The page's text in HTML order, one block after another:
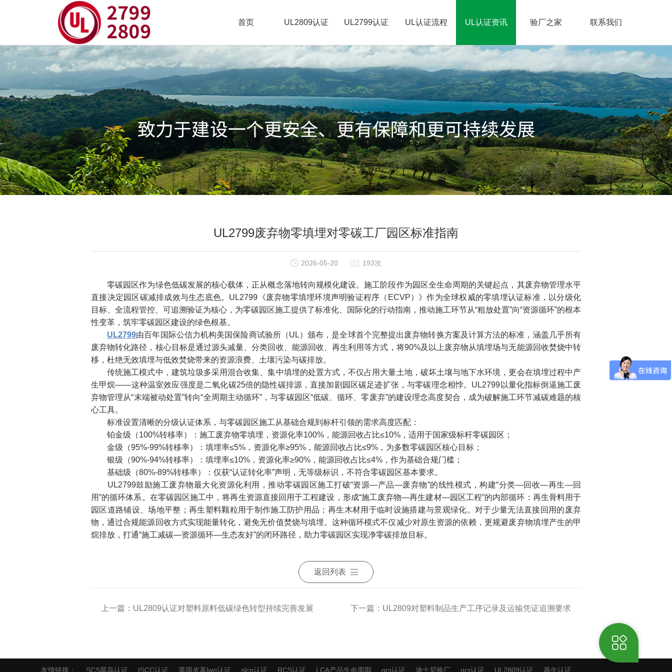
首页 UL2809认证 UL2799认证 UL认证流程 UL认证资讯 验厂之家 联系我们
UL2799废弃物零填埋对零碳工厂园区标准指南
2026-05-20 193次
零碳园区作为绿色低碳发展的核心载体，正从概念落地转向规模化建设。施工阶段作为园区全生命周期的关键起点，其废弃物管理水平
直接决定园区碳减排成效与生态底色。UL2799《废弃物零填埋环境声明验证程序（ECVP）》作为全球权威的零填埋认证标准，以分级化
目标、全流程管控、可追溯验证为核心，为零碳园区施工提供了标准化、国际化的行动指南，推动施工环节从“粗放处置”向“资源循环”的根本
性变革，筑牢零碳园区建设的绿色根基。
UL2799由百年国际公信力机构美国保险商试验所（UL）颁布，是全球首个完整提出废弃物转换方案及计算方法的标准，涵盖几乎所有
废弃物转化路径，核心目标是通过源头减量、分类回收、能源回收、再生利用等方式，将90%及以上废弃物从填埋场与无能源回收焚烧中转
移，杜绝无效填埋与低效焚烧带来的资源浪费、土壤污染与碳排放。
传统施工模式中，建筑垃圾多采用混合收集、集中填埋的处置方式，不仅占用大量土地，破坏土壤与地下水环境，更会在填埋过程中产
生甲烷——这种温室效应强度是二氧化碳25倍的隐性碳排源，直接加剧园区碳足迹扩张，与零碳理念相悖。UL2799以量化指标倒逼施工废
弃物管理从“末端被动处置”转向“全周期主动循环”，与零碳园区“低碳、循环、零废弃”的建设理念高度契合，成为破解施工环节减碳难题的核
心工具。
标准设置清晰的分级认证体系，与零碳园区施工从基础合规到标杆引领的需求高度匹配：
铂金级（100%转移率）：施工废弃物零填埋，资源化率100%，能源回收占比≤10%，适用于国家级标杆零碳园区；
金级（95%-99%转移率）：填埋率≤5%，资源化率≥95%，能源回收占比≤9%，为多数零碳园区核心目标；
银级（90%-94%转移率）：填埋率≤10%，资源化率≥90%，能源回收占比≤4%，作为基础合规门槛；
基础级（80%-89%转移率）：仅获“认证转化率”声明，无等级标识，不符合零碳园区基本要求。
UL2799鼓励施工废弃物最大化资源化利用，推动零碳园区施工打破“资源—产品—废弃物”的线性模式，构建“分类—回收—再生—回
用”的循环体系。在零碳园区施工中，将再生资源直接回用于工程建设，形成“施工废弃物—再生建材—园区工程”的内部循环：再生骨料用于
园区道路铺设、场地平整；再生塑料颗粒用于制作施工防护用品；再生木材用于临时设施搭建与景观绿化。对于少量无法直接回用的废弃
物，通过合规能源回收方式实现能量转化，避免无价值焚烧与填埋。这种循环模式不仅减少对原生资源的依赖，更规避废弃物填埋产生的甲
烷排放，打通“施工减碳—资源循环—生态友好”的闭环路径，助力零碳园区实现净零碳排放目标。
返回列表
上一篇：UL2809认证对塑料原料低碳绿色转型持续完善发展 下一篇：UL2809对塑料制品生产工序记录及运输凭证追溯要求
友情链接： SCS翠鸟认证 ISCC认证 英国皮革lwg认证 slcp认证 RCS认证 LCA产品生命周期 grs认证 迪士尼验厂 grs认证 UL2809认证 再生认证